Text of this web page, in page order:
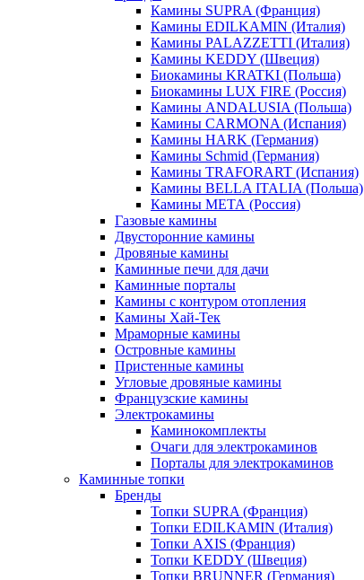
Камины SUPRA (Франция)
Камины EDILKAMIN (Италия)
Камины PALAZZETTI (Италия)
Камины KEDDY (Швеция)
Биокамины KRATKI (Польша)
Биокамины LUX FIRE (Россия)
Камины ANDALUSIA (Польша)
Камины CARMONA (Испания)
Камины HARK (Германия)
Камины Schmid (Германия)
Камины TRAFORART (Испания)
Камины BELLA ITALIA (Польша)
Камины МЕТА (Россия)
Газовые камины
Двусторонние камины
Дровяные камины
Каминные печи для дачи
Каминные порталы
Камины с контуром отопления
Камины Хай-Тек
Мраморные камины
Островные камины
Пристенные камины
Угловые дровяные камины
Французские камины
Электрокамины
Каминокомплекты
Очаги для электрокаминов
Порталы для электрокаминов
Каминные топки
Бренды
Топки SUPRA (Франция)
Топки EDILKAMIN (Италия)
Топки AXIS (Франция)
Топки KEDDY (Швеция)
Топки BRUNNER (Германия)